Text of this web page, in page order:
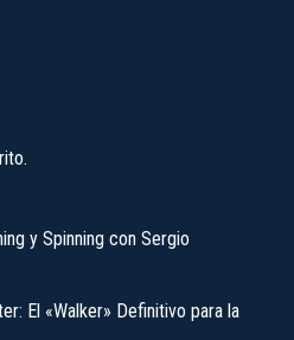
y Spinning con Sergio
El «Walker» Definitivo para la